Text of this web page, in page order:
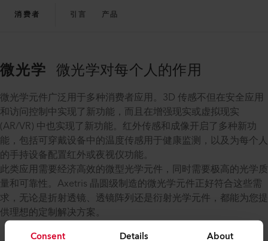
Consent Details About
消费者 引言 产品
微光学 微光学对每个人的作用
微光学元件广泛用于多种消费者应用。3D 传感不但在安全应用
和访问控制中实现了新功能，而且在增强现实或虚拟现实
(AR/VR) 中也实现了新功能。红外传感和成像开启了多种新功
能，包括可穿戴设备中的温度传感用于健康监测，以及为每个人
的手持设备配置红外或夜视仪功能。
此类应用需要经济高效的微型光学元件，同时需要极高的光学质
量和可靠性。Axetris 晶圆级制造的微光学元件正好符合这些需
求，无论是折射透镜、透镜阵列还是衍射光学元件，都能为您提
供理想的定制解决方案。